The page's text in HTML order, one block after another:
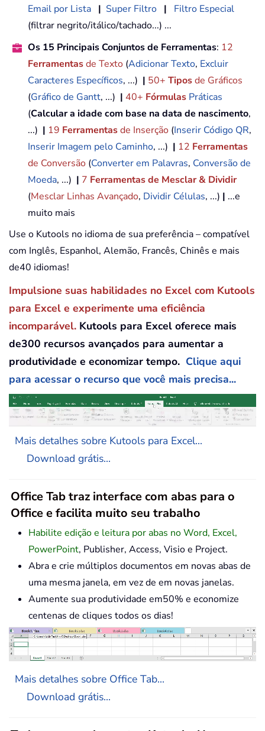
Email por Lista | Super Filtro |
Filtro Especial
(filtrar negrito/itálico/tachado...) ...
Os 15 Principais Conjuntos de Ferramentas: 12
Ferramentasde Texto (Adicionar Texto, Excluir
Caracteres Específicos, ...) | 50+ Tiposde Gráficos
(Gráfico de Gantt, ...) | 40+ Fórmulas Práticas
(Calcular a idade com base na data de nascimento,
...) | 19 Ferramentasde Inserção (Inserir Código QR,
Inserir Imagem pelo Caminho, ...) | 12 Ferramentas
de Conversão (Converter em Palavras, Conversão de
Moeda, ...) | 7 Ferramentas de Mesclar & Dividir
(Mesclar Linhas Avançado, Dividir Células, ...) | ...e
muito mais
Use o Kutools no idioma de sua preferência – compatível
com Inglês, Espanhol, Alemão, Francês, Chinês e mais
de40 idiomas!
Impulsione suas habilidades no Excel com Kutools
para Excel e experimente uma eficiência
incomparável. Kutools para Excel oferece mais
de300 recursos avançados para aumentar a
produtividade e economizar tempo. Clique aqui
para acessar o recurso que você mais precisa...
Mais detalhes sobre Kutools para Excel...
Download grátis...
Office Tab traz interface com abas para o
Office e facilita muito seu trabalho
Habilite edição e leitura por abas no Word, Excel,
PowerPoint, Publisher, Access, Visio e Project.
Abra e crie múltiplos documentos em novas abas de
uma mesma janela, em vez de em novas janelas.
Aumente sua produtividade em50% e economize
centenas de cliques todos os dias!
Mais detalhes sobre Office Tab...
Download grátis...